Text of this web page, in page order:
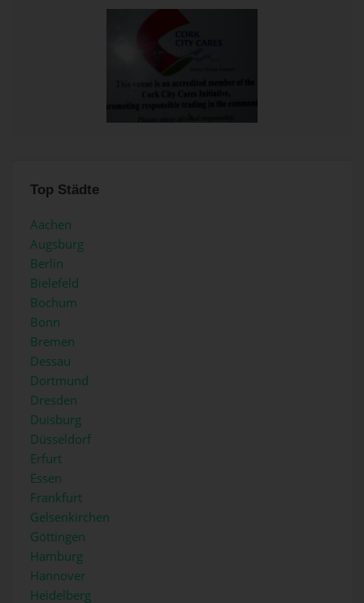
Top Städte
Aachen
Augsburg
Berlin
Bielefeld
Bochum
Bonn
Bremen
Dessau
Dortmund
Dresden
Duisburg
Düsseldorf
Erfurt
Essen
Frankfurt
Gelsenkirchen
Göttingen
Hamburg
Hannover
Heidelberg